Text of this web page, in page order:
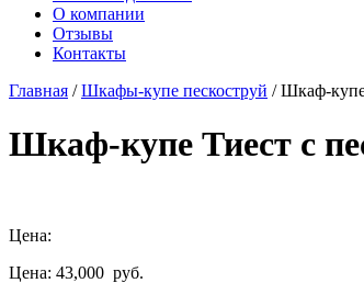
О компании
Отзывы
Контакты
Главная /Шкафы-купе пескоструй / Шкаф-
Шкаф-купе Тиест с
Цена:
Цена: 43,000 руб.